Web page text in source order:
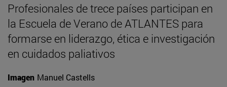
Profesionales de trece países participan en
la Escuela de Verano de ATLANTES para
formarse en liderazgo, ética e investigación
en cuidados paliativos
Imagen Manuel Castells